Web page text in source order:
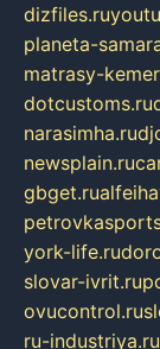
dizfiles.ru
planeta-
matrasy-
dotcustoms.ru
narasimha.ru
newsplain.ru
gbget.ru
york-life.ru
slovar-ivrit.ru
ovucontrol.ru
ru-industriya.ru